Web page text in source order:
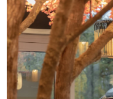
clients comme pour
votrearchitecte
bénéficier de toute son
professionnel.